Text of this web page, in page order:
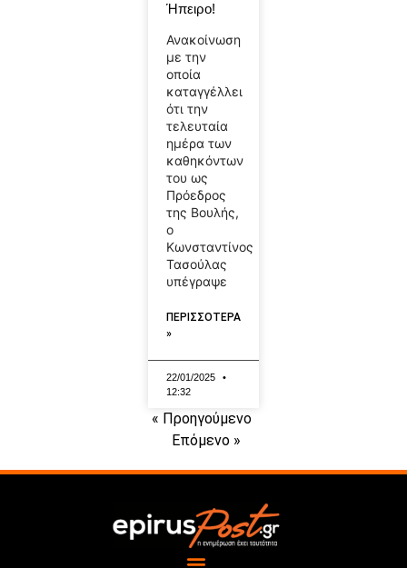
Ήπειρο!
Ανακοίνωση
με την
οποία
καταγγέλλει
ότι την
τελευταία
ημέρα των
καθηκόντων
του ως
Πρόεδρος
της Βουλής,
ο
Κωνσταντίνος
Τασούλας
υπέγραψε
ΠΕΡΙΣΣΟΤΕΡΑ
»
22/01/2025
12:32
« Προηγούμενο
Επόμενο »